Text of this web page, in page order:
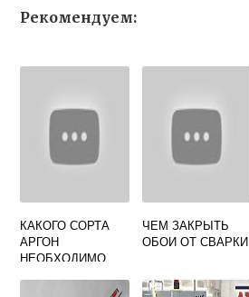
Рекомендуем:
КАКОГО СОРТА
АРГОН
НЕОБХОДИМО
ЧЕМ ЗАКРЫТЬ
ОБОИ ОТ СВАРКИ